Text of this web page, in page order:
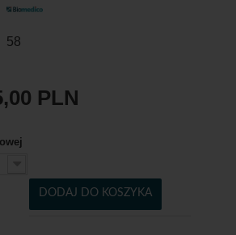
58
PLN
DODAJ DO KOSZYKA